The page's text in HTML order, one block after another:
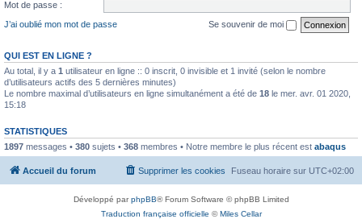
Mot de passe :
J’ai oublié mon mot de passe
Se souvenir de moi
QUI EST EN LIGNE ?
Au total, il y a 1 utilisateur en ligne :: 0 inscrit, 0 invisible et 1 invité (selon le nombre
d’utilisateurs actifs des 5 dernières minutes)
Le nombre maximal d’utilisateurs en ligne simultanément a été de 18 le mer. avr. 01 2020,
15:18
STATISTIQUES
1897 messages • 380 sujets • 368 membres • Notre membre le plus récent est abaqus
Accueil du forum Fuseau horaire sur UTC+02:00
Supprimer les cookies
Développé parphpBB® Forum Software © phpBB Limited
Traduction française officielle ©Miles Cellar